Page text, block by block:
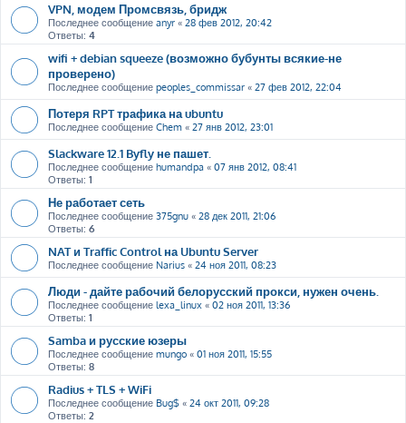
VPN, модем Промсвязь, бридж
Последнее сообщение anyr « 28 фев 2012, 20:42
Ответы: 4
wifi + debian squeeze (возможно бубунты всякие-не
проверено)
Последнее сообщение peoples_commissar « 27 фев 2012, 22:04
Потеря RPT трафика на ubuntu
Последнее сообщение Chem « 27 янв 2012, 23:01
Slackware 12.1 Byfly не пашет.
Последнее сообщение humandpa « 07 янв 2012, 08:41
Ответы: 1
Не работает сеть
Последнее сообщение 375gnu « 28 дек 2011, 21:06
Ответы: 6
NAT и Traffic Control на Ubuntu Server
Последнее сообщение Narius « 24 ноя 2011, 08:23
Люди - дайте рабочий белорусский прокси, нужен очень.
Последнее сообщение lexa_linux « 02 ноя 2011, 13:36
Ответы: 1
Samba и русские юзеры
Последнее сообщение mungo « 01 ноя 2011, 15:55
Ответы: 8
Radius + TLS + WiFi
Последнее сообщение Bug$ « 24 окт 2011, 09:28
Ответы: 2